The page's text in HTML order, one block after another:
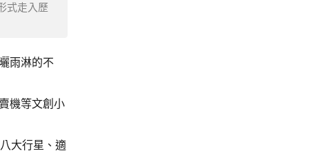
式走入歷
雨淋的不
機等文創小
大行星、適